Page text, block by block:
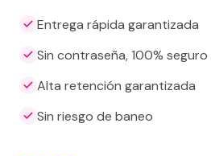
Entrega rápida garantizada
Sin contraseña, 100% seguro
Alta retención garantizada
Sin riesgo de baneo